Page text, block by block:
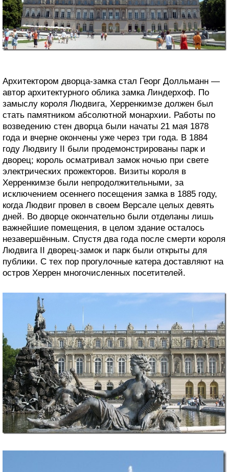
Архитектором дворца-замка стал Георг Долльманн —
автор архитектурного облика замка Линдерхоф. По
замыслу короля Людвига, Херренкимзе должен был
стать памятником абсолютной монархии. Работы по
возведению стен дворца были начаты 21 мая 1878
года и вчерне окончены уже через три года. В 1884
году Людвигу II были продемонстрированы парк и
дворец; король осматривал замок ночью при свете
электрических прожекторов. Визиты короля в
Херренкимзе были непродолжительными, за
исключением осеннего посещения замка в 1885 году,
когда Людвиг провел в своем Версале целых девять
дней. Во дворце окончательно были отделаны лишь
важнейшие помещения, в целом здание осталось
незавершённым. Спустя два года после смерти короля
Людвига II дворец-замок и парк были открыты для
публики. С тех пор прогулочные катера доставляют на
остров Херрен многочисленных посетителей.